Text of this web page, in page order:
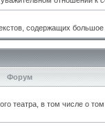
содержащих
Форум
театра, в том числе о